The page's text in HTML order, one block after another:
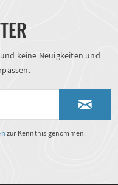
keine Neuigkeiten und
zur Kenntnis genommen.